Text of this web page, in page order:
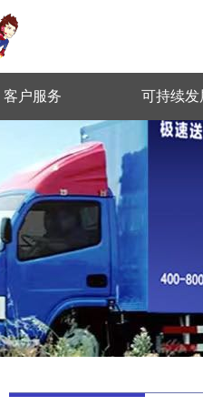
客户服务 可持续发